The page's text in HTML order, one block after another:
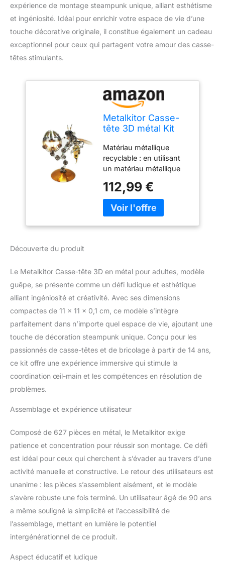
expérience de montage steampunk unique, alliant esthétisme
et ingéniosité. Idéal pour enrichir votre espace de vie d’une
touche décorative originale, il constitue également un cadeau
exceptionnel pour ceux qui partagent votre amour des casse-
têtes stimulants.
Metalkitor Casse-
tête 3D métal Kit
Assemblage
artisanal Décoration
chambre Cadeau
parfait
Matériau métallique
recyclable : en utilisant
un matériau métallique
inoxydable + fer +
cuivre), nous avons
réutilisé des engrenages,
métalliques et électriques
(comme des boulons,
des écrous, etc. ), un
mécanique cool
composé d'une
combinaison exquise.
Expérience de montage :
627 pièces, 4 à 5 heures
d'expérience de montage
gratuite, pas besoin du
assemblée avec des vis
(français non garanti).
Les pièces du produit
personnes âgées de 14
ans et plus. Détails du
produit : l'image vive de
guêpes composée de
nombreuses pièces de
à l'humanisation. Le
design du support lui
112,99 €
Découverte du produit
Le Metalkitor Casse-tête 3D en métal pour adultes, modèle
guêpe, se présente comme un défi ludique et esthétique
alliant ingéniosité et créativité. Avec ses dimensions
compactes de 11 x 11 x 0,1 cm, ce modèle s’intègre
parfaitement dans n’importe quel espace de vie, ajoutant une
touche de décoration steampunk unique. Conçu pour les
passionnés de casse-têtes et de bricolage à partir de 14 ans,
ce kit offre une expérience immersive qui stimule la
coordination œil-main et les compétences en résolution de
problèmes.
Assemblage et expérience utilisateur
Composé de 627 pièces en métal, le Metalkitor exige
patience et concentration pour réussir son montage. Ce défi
est idéal pour ceux qui cherchent à s’évader au travers d’une
activité manuelle et constructive. Le retour des utilisateurs est
unanime : les pièces s’assemblent aisément, et le modèle
s’avère robuste une fois terminé. Un utilisateur âgé de 90 ans
a même souligné la simplicité et l’accessibilité de
l’assemblage, mettant en lumière le potentiel
intergénérationnel de ce produit.
Aspect éducatif et ludique